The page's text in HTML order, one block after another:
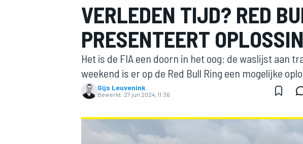
VERLEDEN TIJD? RED
PRESENTEERT
Het is de FIA een doorn in het oog: de waslijst aan
weekend is er op de Red Bull Ring een mogelijke
Gijs Leuvenink
Bewerkt: 27 jun 2024, 11:36